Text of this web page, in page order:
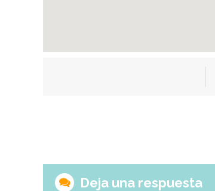
Deja una respuesta